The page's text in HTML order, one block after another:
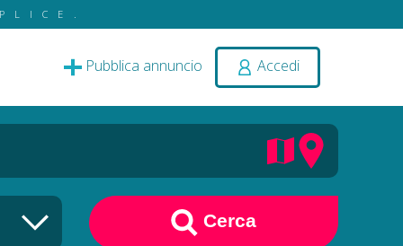
Pubblica annuncio Accedi
Cerca